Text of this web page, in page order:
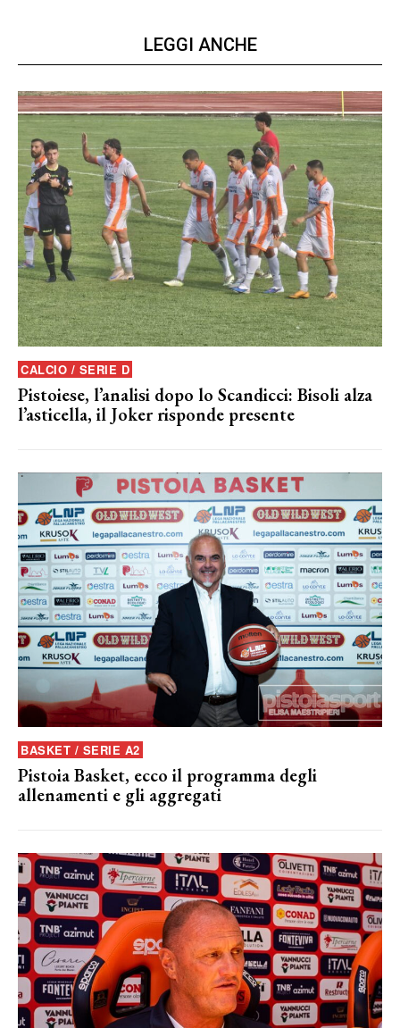
LEGGI ANCHE
CALCIO / SERIE D
Pistoiese, l’analisi dopo lo Scandicci: Bisoli alza
l’asticella, il Joker risponde presente
BASKET / SERIE A2
Pistoia Basket, ecco il programma degli
allenamenti e gli aggregati